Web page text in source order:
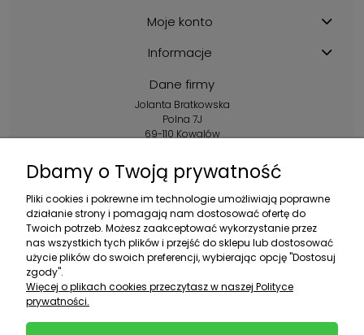
Moje konto
Informacje
Dane firmy
Jolanta Bratkowska
Polna 7J
69-110 Kowalów
+48 602 356 983
pon.-pt.: 10:00-16:00
sklep@ebratek.pl
Dbamy o Twoją prywatność
Pliki cookies i pokrewne im technologie umożliwiają poprawne
działanie strony i pomagają nam dostosować ofertę do
Twoich potrzeb. Możesz zaakceptować wykorzystanie przez
nas wszystkich tych plików i przejść do sklepu lub dostosować
użycie plików do swoich preferencji, wybierając opcję "Dostosuj
zgody".
Więcej o plikach cookies przeczytasz w naszej Polityce
prywatności.